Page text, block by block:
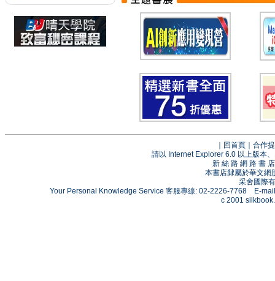
回首頁
合作
請以 Internet Explorer 6.0 以上版本
新 絲 路 網 路 書
本書店隸屬於華文網
采舍國際
Your Personal Knowledge Service 客服專線: 02-2226-7768 E-
c 2001